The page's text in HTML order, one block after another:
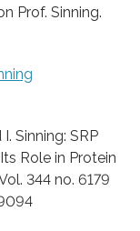
Prof. Sinning.
Sinning: SRP
Role in Protein
344 no. 6179